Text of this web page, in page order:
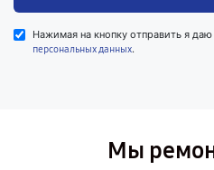
Нажимая на кнопку отправить я
персональных данных.
Мы